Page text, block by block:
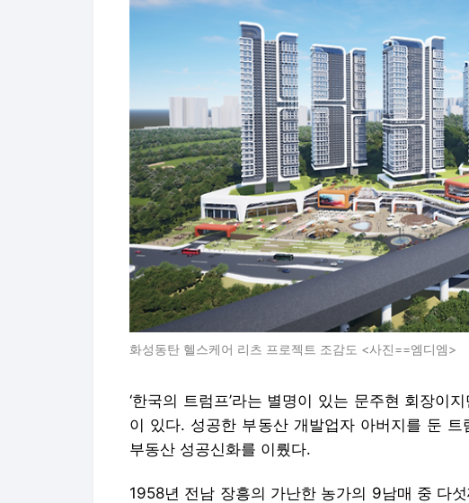
화성동탄 헬스케어 리츠 프로젝트 조감도 <사진==엠디엠>
‘한국의 트럼프’라는 별명이 있는 문주현 회장이
이 있다. 성공한 부동산 개발업자 아버지를 둔 트
부동산 성공신화를 이뤘다.
1958년 전남 장흥의 가난한 농가의 9남매 중 다